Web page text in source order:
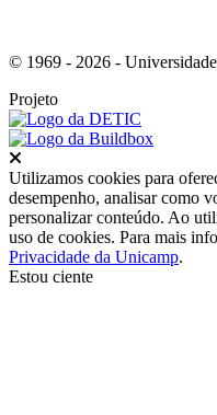
© 1969 - 2026 -
Projeto
Utilizamos cookies para
desempenho, analisar como
personalizar conteúdo. Ao
uso de cookies. Para mais
Privacidade da Unicamp.
Estou ciente